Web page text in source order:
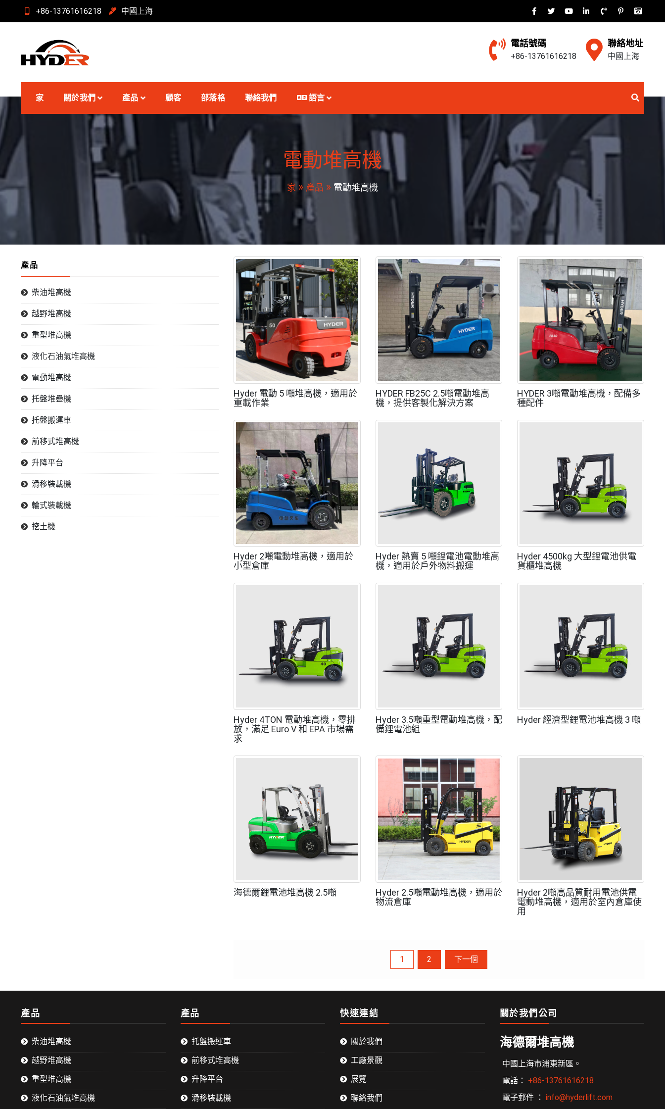
+86-13761616218 中國上海
海德爾堆高機
電話號碼
+86-13761616218
聯絡地址
中國上海
家 關於我們 產品 顧客 部落格 聯絡我們 語言
電動堆高機
家 產品 電動堆高機
產品
柴油堆高機
越野堆高機
重型堆高機
液化石油氣堆高機
電動堆高機
托盤堆疊機
托盤搬運車
前移式堆高機
升降平台
滑移裝載機
輪式裝載機
挖土機
Hyder 電動 5 噸堆高機，適用於
重載作業
HYDER FB25C 2.5噸電動堆高
機，提供客製化解決方案
HYDER 3噸電動堆高機，配備多
種配件
Hyder 2噸電動堆高機，適用於
小型倉庫
Hyder 熱賣 5 噸鋰電池電動堆高
機，適用於戶外物料搬運
Hyder 4500kg 大型鋰電池供電
貨櫃堆高機
Hyder 4TON 電動堆高機，零排
放，滿足 Euro V 和 EPA 市場需
求
Hyder 3.5噸重型電動堆高機，配
備鋰電池組
Hyder 經濟型鋰電池堆高機 3 噸
海德爾鋰電池堆高機 2.5噸
Hyder 2.5噸電動堆高機，適用於
物流倉庫
Hyder 2噸高品質耐用電池供電
電動堆高機，適用於室內倉庫使
用
章
導
1 2 下一個
產品
柴油堆高機
越野堆高機
重型堆高機
液化石油氣堆高機
產品
托盤搬運車
前移式堆高機
升降平台
滑移裝載機
快速連結
關於我們
工廠景觀
展覽
聯絡我們
關於我們公司
海德爾堆高機
中國上海市浦東新區。
電話： +86-13761616218
電子郵件 ： info@hyderlift.com